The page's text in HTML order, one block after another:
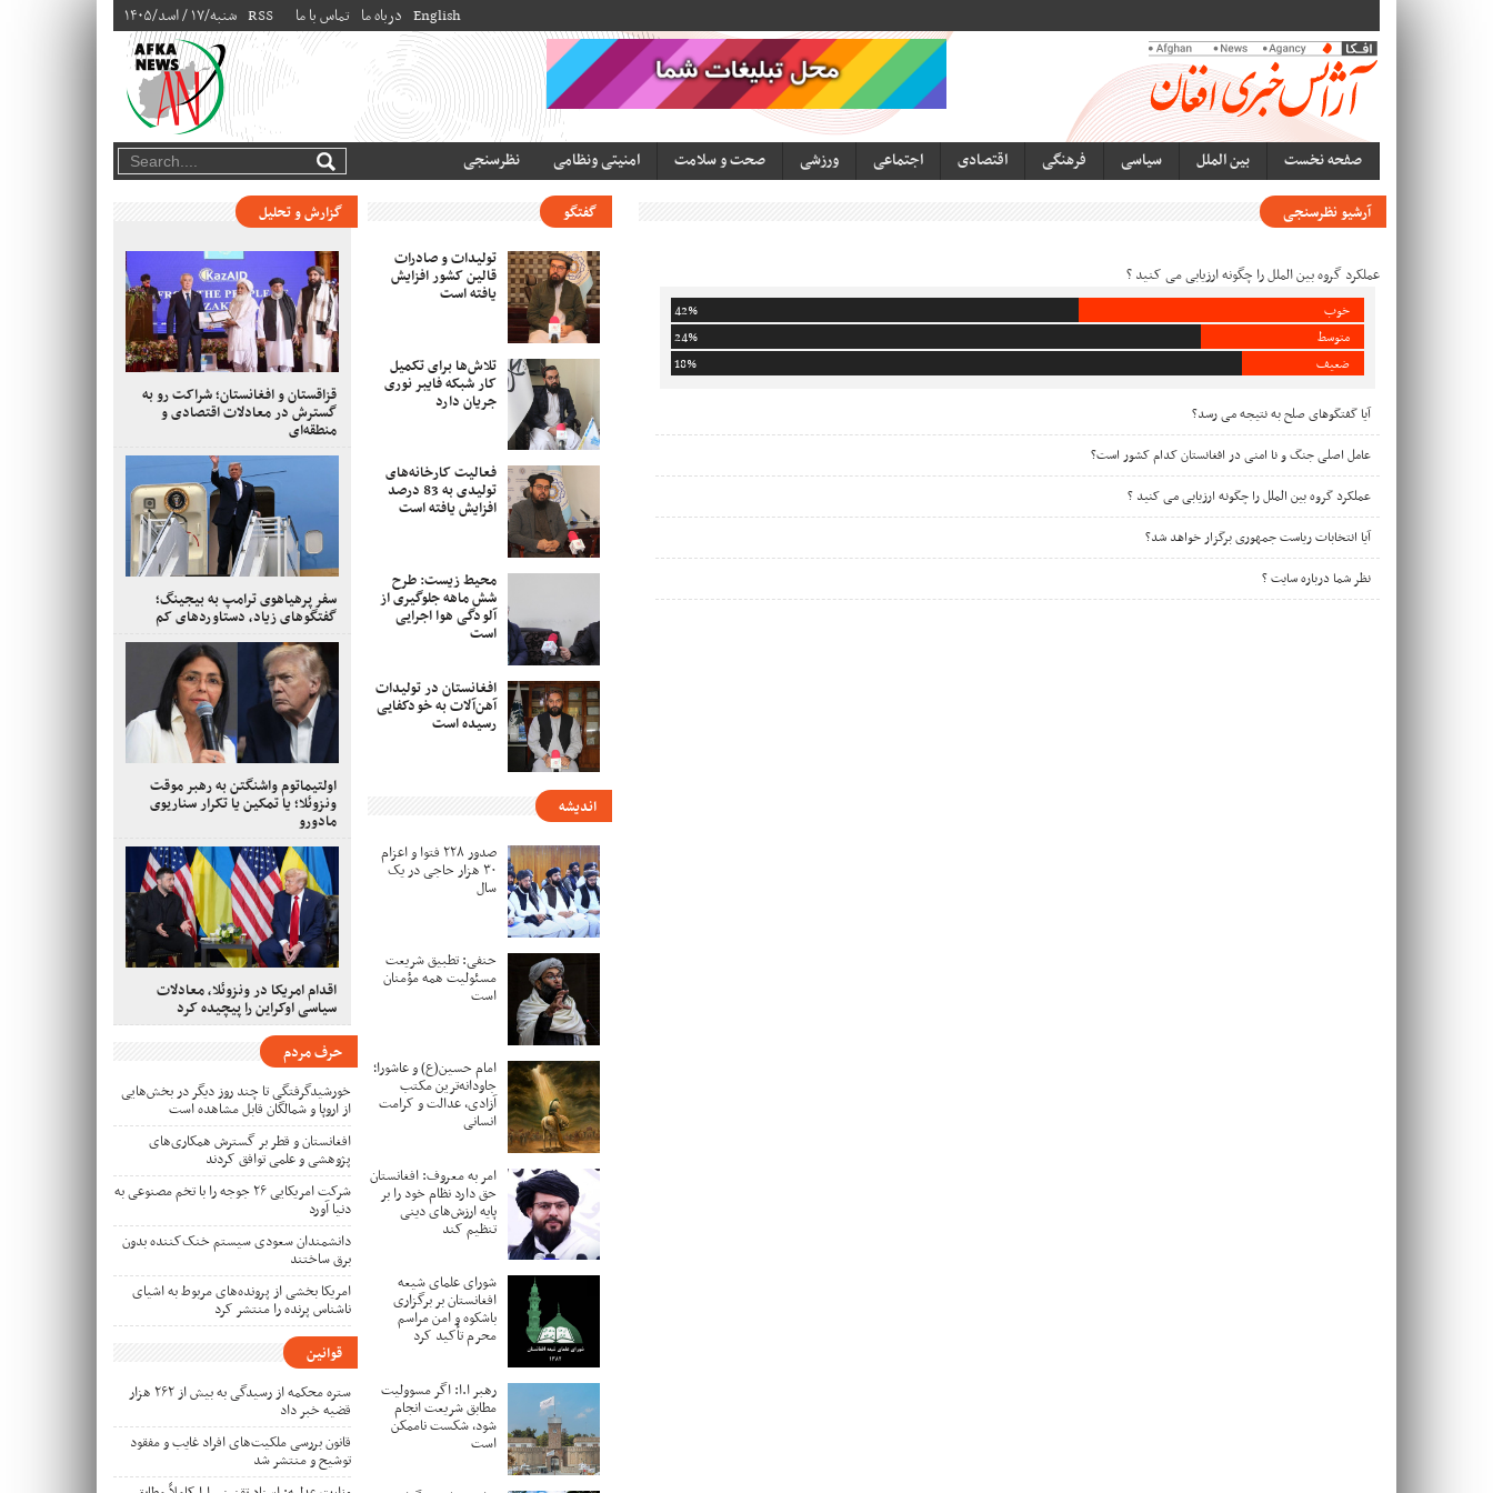
۱۴۰۵/شنبه/۱۷ / اسد RSS تماس با ما درباه ما English
صفحه نخست بین الملل سیاسی فرهنگی اقتصادی اجتماعی ورزشی صحت و سلامت امنیتی ونظامی نظرسنجی
آرشیو نظرسنجی
عملکرد گروه بین الملل را چگونه ارزیابی می کنید ؟
خوب
42%
متوسط
24%
ضعیف
18%
آیا گفتگوهای صلح به نتیجه می رسد؟
عامل اصلی جنگ و نا امنی در افغانستان کدام کشور است؟
عملکرد گروه بین الملل را چگونه ارزیابی می کنید ؟
آیا انتخابات ریاست جمهوری برگزار خواهد شد؟
نظر شما درباره سایت ؟
گفتگو
تولیدات و صادرات
قالین کشور افزایش
یافته است
تلاش‌ها برای تکمیل
کار شبکه فایبر نوری
جریان دارد
فعالیت کارخانه‌های
تولیدی به 83 درصد
افزایش یافته است
محیط زیست: طرح
شش ماهه جلوگیری از
آلودگی هوا اجرایی
است
افغانستان در تولیدات
آهن‌آلات به خودکفایی
رسیده است
اندیشه
صدور ۲۲۸ فتوا و اعزام
۳۰ هزار حاجی در یک
سال
حنفی: تطبیق شریعت
مسئولیت همه مؤمنان
است
امام حسین(ع) و عاشورا؛
جاودانه‌ترین مکتب
آزادی، عدالت و کرامت
انسانی
امر به معروف: افغانستان
حق دارد نظام خود را بر
پایه ارزش‌های دینی
تنظیم کند
شورای علمای شیعه
افغانستان بر برگزاری
باشکوه و امن مراسم
محرم تأکید کرد
رهبر ا.ا: اگر مسوولیت‌
مطابق شریعت انجام
شود، شکست ناممکن
است
گزارش و تحلیل
قزاقستان و افغانستان؛ شراکت رو به
گسترش در معادلات اقتصادی و
منطقه‌ای
سفر پرهیاهوی ترامپ به بیجینگ؛
گفتگوهای زیاد، دستاوردهای کم
اولتیماتوم واشنگتن به رهبر موقت
ونزوئلا؛ یا تمکین یا تکرار سناریوی
مادورو
اقدام امریکا در ونزوئلا، معادلات
سیاسی اوکراین را پیچیده کرد
حرف مردم
خورشیدگرفتگی تا چند روز دیگر در بخش‌هایی
از اروپا و شمالگان قابل مشاهده است
افغانستان و قطر بر گسترش همکاری‌های
پژوهشی و علمی توافق کردند
شرکت امریکایی ۲۶ جوجه را با تخم مصنوعی به
دنیا آورد
دانشمندان سعودی سیستم خنک‌کننده بدون
برق ساختند
امریکا بخشی از پرونده‌های مربوط به اشیای
ناشناس پرنده را منتشر کرد
قوانین
ستره محکمه از رسیدگی به بیش از ۲۶۲ هزار
قضیه خبر داد
قانون بررسی ملکیت‌های افراد غایب و مفقود
توشیح و منتشر شد